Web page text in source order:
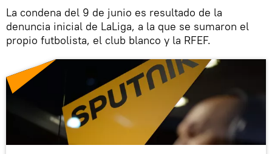
La condena del 9 de junio es resultado de la
denuncia inicial de LaLiga, a la que se sumaron el
propio futbolista, el club blanco y la RFEF.